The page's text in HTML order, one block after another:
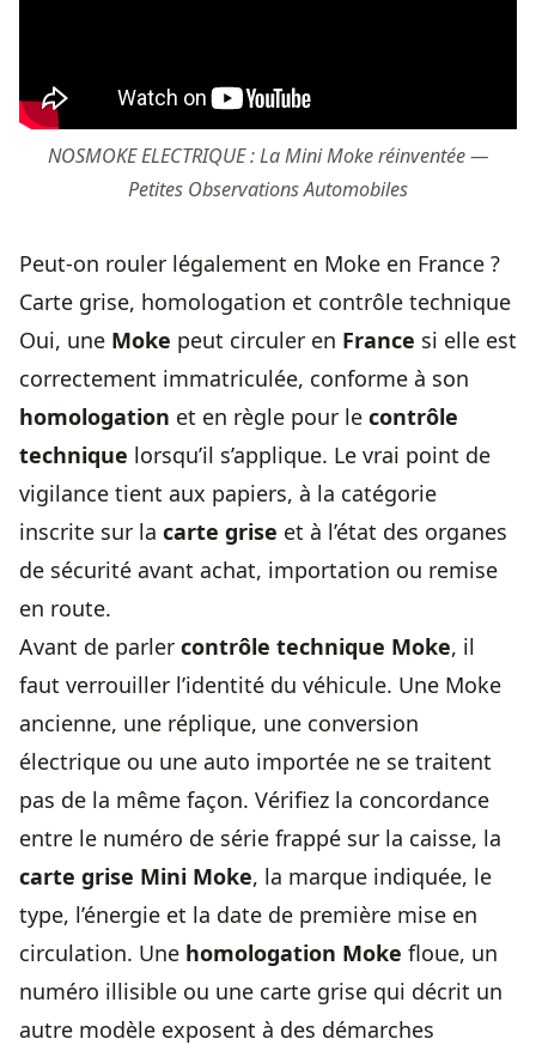
NOSMOKE ELECTRIQUE : La Mini Moke réinventée —
Petites Observations Automobiles
Peut-on rouler légalement en Moke en France ?
Carte grise, homologation et contrôle technique
Oui, une Moke peut circuler en France si elle est
correctement immatriculée, conforme à son
homologation et en règle pour le contrôle
technique lorsqu’il s’applique. Le vrai point de
vigilance tient aux papiers, à la catégorie
inscrite sur la carte grise et à l’état des organes
de sécurité avant achat, importation ou remise
en route.
Avant de parler contrôle technique Moke, il
faut verrouiller l’identité du véhicule. Une Moke
ancienne, une réplique, une conversion
électrique ou une auto importée ne se traitent
pas de la même façon. Vérifiez la concordance
entre le numéro de série frappé sur la caisse, la
carte grise Mini Moke, la marque indiquée, le
type, l’énergie et la date de première mise en
circulation. Une homologation Moke floue, un
numéro illisible ou une carte grise qui décrit un
autre modèle exposent à des démarches